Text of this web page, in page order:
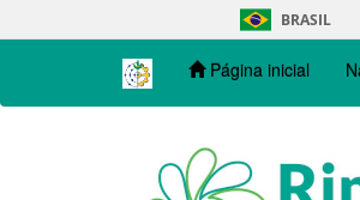
navigation
BRASIL
Página inicial